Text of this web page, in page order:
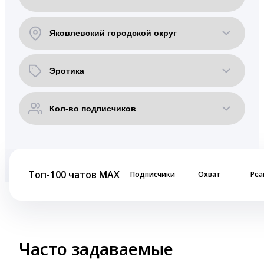
Топ-100 чатов MAX Подписчики Охват
Часто задаваемые